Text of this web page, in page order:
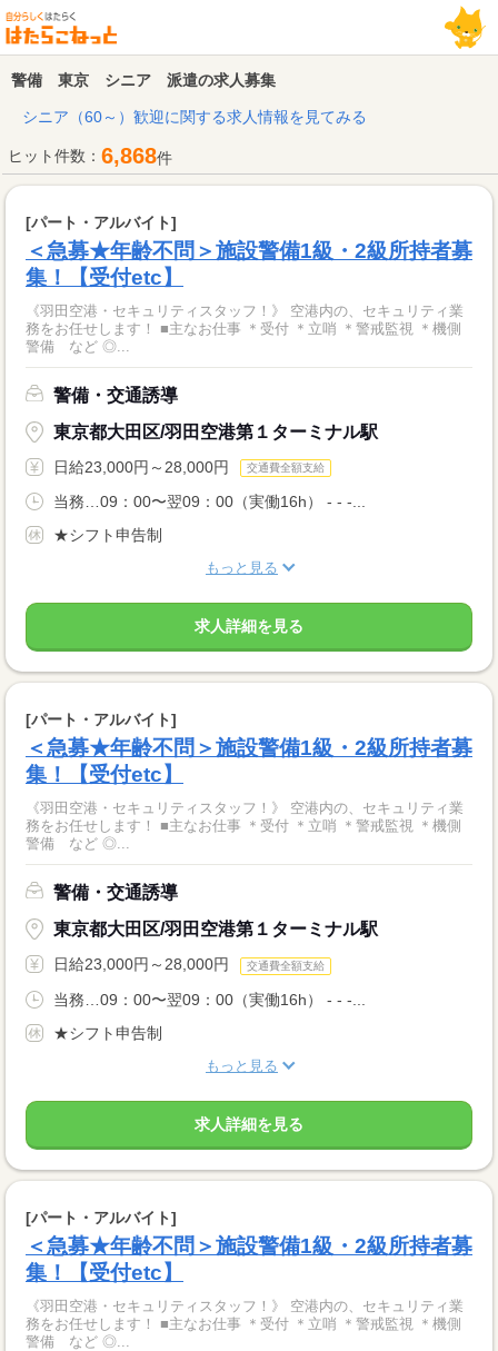
警備 東京 シニア 派遣の求人募集
シニア（60～）歓迎に関する求人情報を見てみる
ヒット件数： 6,868件
[パート・アルバイト]
＜急募★年齢不問＞施設警備1級・2級所持者募
集！【受付etc】
《羽田空港・セキュリティスタッフ！》 空港内の、セキュリティ業
務をお任せします！ ■主なお仕事 ＊受付 ＊立哨 ＊警戒監視 ＊機側
警備 など ◎...
警備・交通誘導
東京都大田区/羽田空港第１ターミナル駅
日給23,000円～28,000円 交通費全額支給
当務…09：00〜翌09：00（実働16h） - - -...
★シフト申告制
もっと見る
求人詳細を見る
[パート・アルバイト]
＜急募★年齢不問＞施設警備1級・2級所持者募
集！【受付etc】
《羽田空港・セキュリティスタッフ！》 空港内の、セキュリティ業
務をお任せします！ ■主なお仕事 ＊受付 ＊立哨 ＊警戒監視 ＊機側
警備 など ◎...
警備・交通誘導
東京都大田区/羽田空港第１ターミナル駅
日給23,000円～28,000円 交通費全額支給
当務…09：00〜翌09：00（実働16h） - - -...
★シフト申告制
もっと見る
求人詳細を見る
[パート・アルバイト]
＜急募★年齢不問＞施設警備1級・2級所持者募
集！【受付etc】
《羽田空港・セキュリティスタッフ！》 空港内の、セキュリティ業
務をお任せします！ ■主なお仕事 ＊受付 ＊立哨 ＊警戒監視 ＊機側
警備 など ◎...